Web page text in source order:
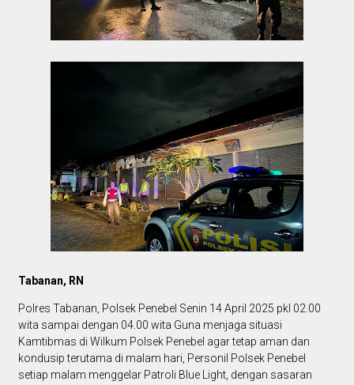
Tabanan, RN
Polres Tabanan, Polsek Penebel Senin 14 April 2025 pkl 02.00
wita sampai dengan 04.00 wita Guna menjaga situasi
Kamtibmas di Wilkum Polsek Penebel agar tetap aman dan
kondusip terutama di malam hari, Personil Polsek Penebel
setiap malam menggelar Patroli Blue Light, dengan sasaran